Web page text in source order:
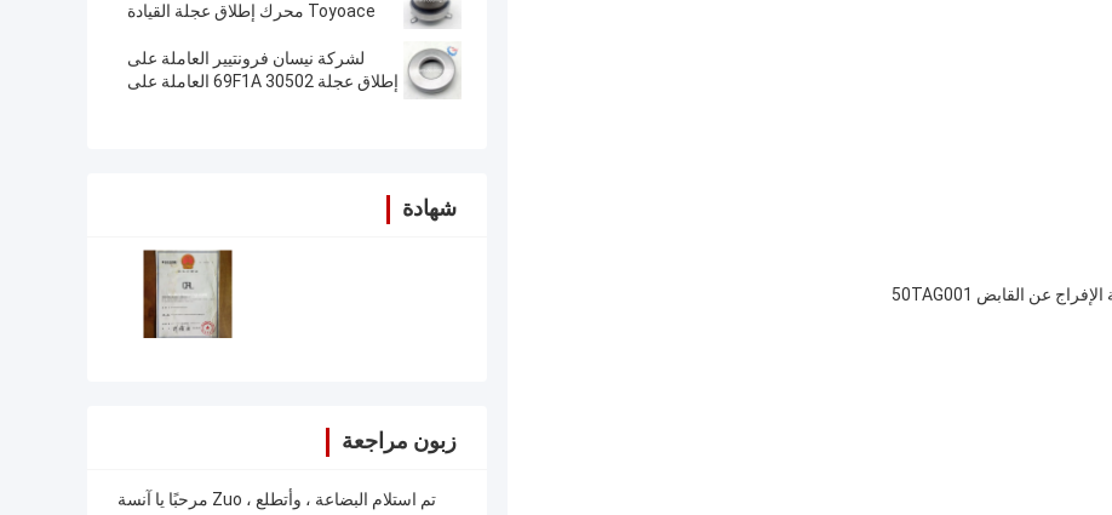
Toyoace محرك إطلاق عجلة القيادة
لشركة نيسان فرونتيير العاملة على
إطلاق عجلة 30502 69F1A العاملة على
شهادة
زبون مراجعة
مرحبًا يا آنسة Zuo ، تم استلام البضاعة ، وأتطلع